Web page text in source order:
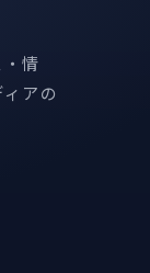
情
アの